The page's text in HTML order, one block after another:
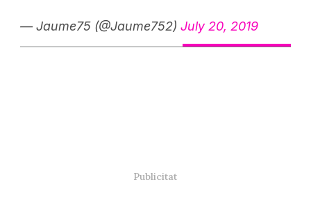
— Jaume75 (@Jaume752) July 20, 2019